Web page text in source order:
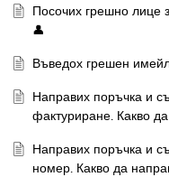
Посочих грешно лице
👤
Въведох грешен
Направих поръчка и
фактуриране. Какво
Направих поръчка и
номер. Какво да